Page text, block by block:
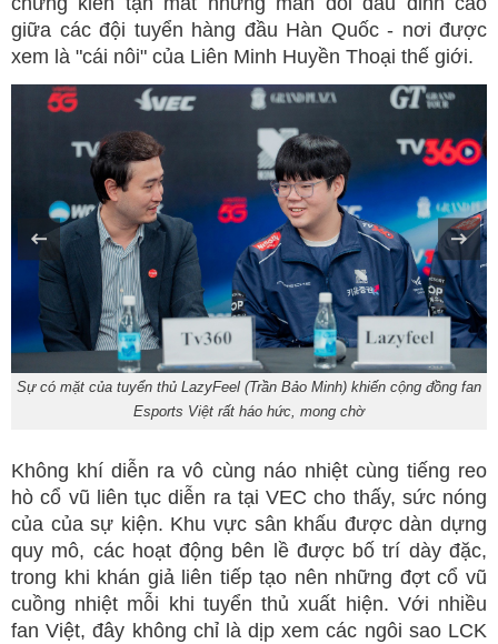
giữa các đội tuyển hàng đầu Hàn Quốc - nơi được
xem là "cái nôi" của Liên Minh Huyền Thoại thế giới.
Sự có mặt của tuyển thủ LazyFeel (Trần Bảo Minh) khiến cộng đồng fan
Esports Việt rất háo hức, mong chờ
Không khí diễn ra vô cùng náo nhiệt cùng tiếng reo
hò cổ vũ liên tục diễn ra tại VEC cho thấy, sức nóng
của của sự kiện. Khu vực sân khấu được dàn dựng
quy mô, các hoạt động bên lề được bố trí dày đặc,
trong khi khán giả liên tiếp tạo nên những đợt cổ vũ
cuồng nhiệt mỗi khi tuyển thủ xuất hiện. Với nhiều
fan Việt, đây không chỉ là dịp xem các ngôi sao LCK